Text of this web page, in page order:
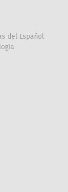
del Español